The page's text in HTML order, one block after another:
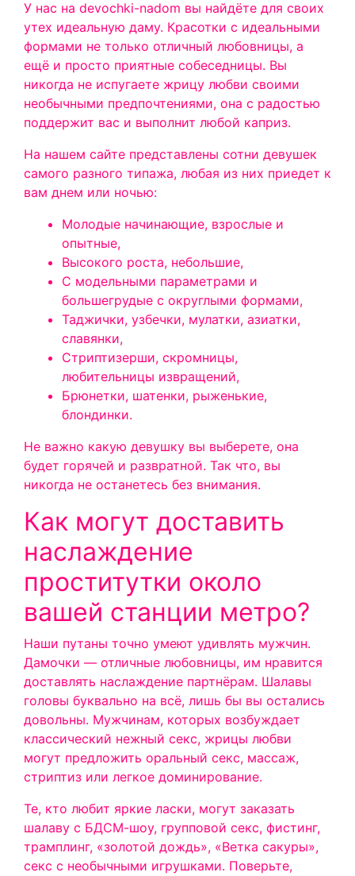
У нас на devochki-nadom вы найдёте для своих
утех идеальную даму. Красотки с идеальными
формами не только отличный любовницы, а
ещё и просто приятные собеседницы. Вы
никогда не испугаете жрицу любви своими
необычными предпочтениями, она с радостью
поддержит вас и выполнит любой каприз.
На нашем сайте представлены сотни девушек
самого разного типажа, любая из них приедет к
вам днем или ночью:
Молодые начинающие, взрослые и
опытные,
Высокого роста, небольшие,
С модельными параметрами и
большегрудые с округлыми формами,
Таджички, узбечки, мулатки, азиатки,
славянки,
Стриптизерши, скромницы,
любительницы извращений,
Брюнетки, шатенки, рыженькие,
блондинки.
Не важно какую девушку вы выберете, она
будет горячей и развратной. Так что, вы
никогда не останетесь без внимания.
Как могут доставить
наслаждение
проститутки около
вашей станции метро?
Наши путаны точно умеют удивлять мужчин.
Дамочки — отличные любовницы, им нравится
доставлять наслаждение партнёрам. Шалавы
головы буквально на всё, лишь бы вы остались
довольны. Мужчинам, которых возбуждает
классический нежный секс, жрицы любви
могут предложить оральный секс, массаж,
стриптиз или легкое доминирование.
Те, кто любит яркие ласки, могут заказать
шалаву с БДСМ-шоу, групповой секс, фистинг,
трамплинг, «золотой дождь», «Ветка сакуры»,
секс с необычными игрушками. Поверьте,